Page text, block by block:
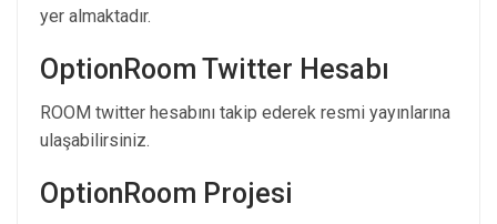
yer almaktadır.
OptionRoom Twitter Hesabı
ROOM twitter hesabını takip ederek resmi yayınlarına
ulaşabilirsiniz.
OptionRoom Projesi